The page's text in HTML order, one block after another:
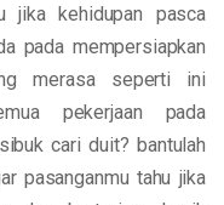
jika kehidupan pasca
pada mempersiapkan
merasa seperti ini
pekerjaan pada
cari duit? bantulah
pasanganmu tahu jika